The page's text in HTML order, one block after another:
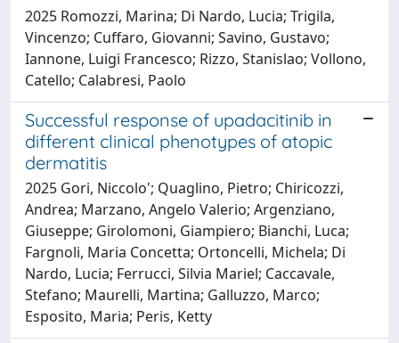
2025 Romozzi, Marina; Di Nardo, Lucia; Trigila,
Vincenzo; Cuffaro, Giovanni; Savino, Gustavo;
Iannone, Luigi Francesco; Rizzo, Stanislao; Vollono,
Catello; Calabresi, Paolo
Successful response of upadacitinib in
different clinical phenotypes of atopic
dermatitis
2025 Gori, Niccolo'; Quaglino, Pietro; Chiricozzi,
Andrea; Marzano, Angelo Valerio; Argenziano,
Giuseppe; Girolomoni, Giampiero; Bianchi, Luca;
Fargnoli, Maria Concetta; Ortoncelli, Michela; Di
Nardo, Lucia; Ferrucci, Silvia Mariel; Caccavale,
Stefano; Maurelli, Martina; Galluzzo, Marco;
Esposito, Maria; Peris, Ketty